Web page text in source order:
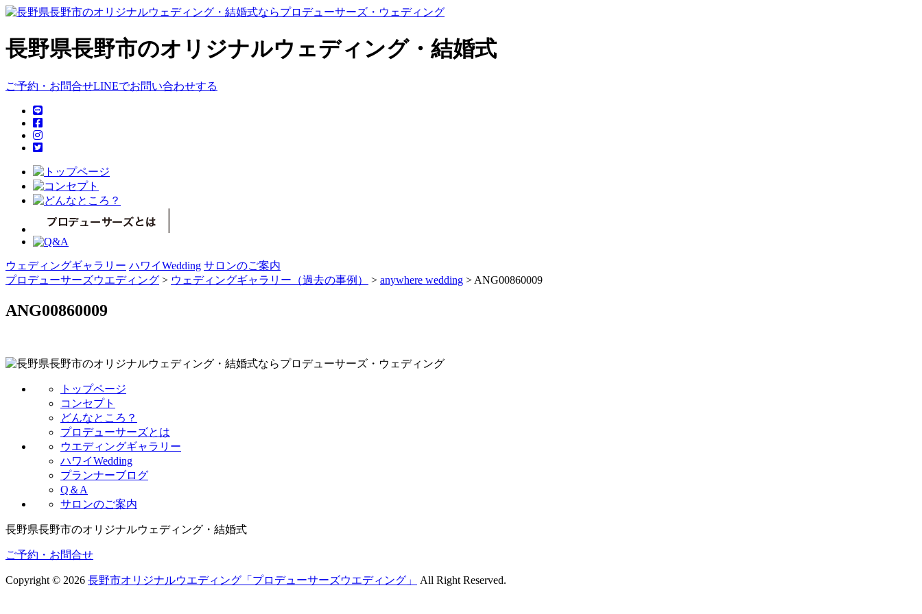
長野県長野市のオリジナルウェディング・結婚式
ご予約・お問合せLINEでお問い合わせする
ウェディングギャラリー ハワイWedding サロンのご案内
プロデューサーズウエディング > ウェディングギャラリー（過去の事例） > anywhere wedding > ANG00860009
ANG00860009
トップページ
コンセプト
どんなところ？
プロデューサーズとは
ウエディングギャラリー
ハワイWedding
プランナーブログ
Q＆A
サロンのご案内
長野県長野市のオリジナルウェディング・結婚式
ご予約・お問合せ
Copyright © 2026 長野市オリジナルウエディング「プロデューサーズウエディング」 All Right Reserved.